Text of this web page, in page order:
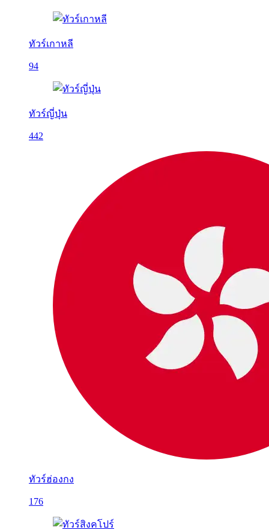
ทัวร์เกาหลี
94
ทัวร์ญี่ปุ่น
442
ทัวร์ฮ่องกง
176